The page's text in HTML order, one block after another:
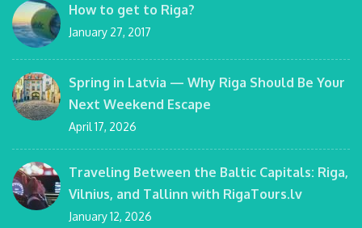
How to get to Riga?
January 27, 2017
Spring in Latvia — Why Riga Should Be Your
Next Weekend Escape
April 17, 2026
Traveling Between the Baltic Capitals: Riga,
Vilnius, and Tallinn with RigaTours.lv
January 12, 2026